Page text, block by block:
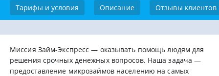
Тарифы и условия Описание Отзывы клиентов
Миссия Займ-Экспресс — оказывать помощь людям для
решения срочных денежных вопросов. Наша задача —
предоставление микрозаймов населению на самых